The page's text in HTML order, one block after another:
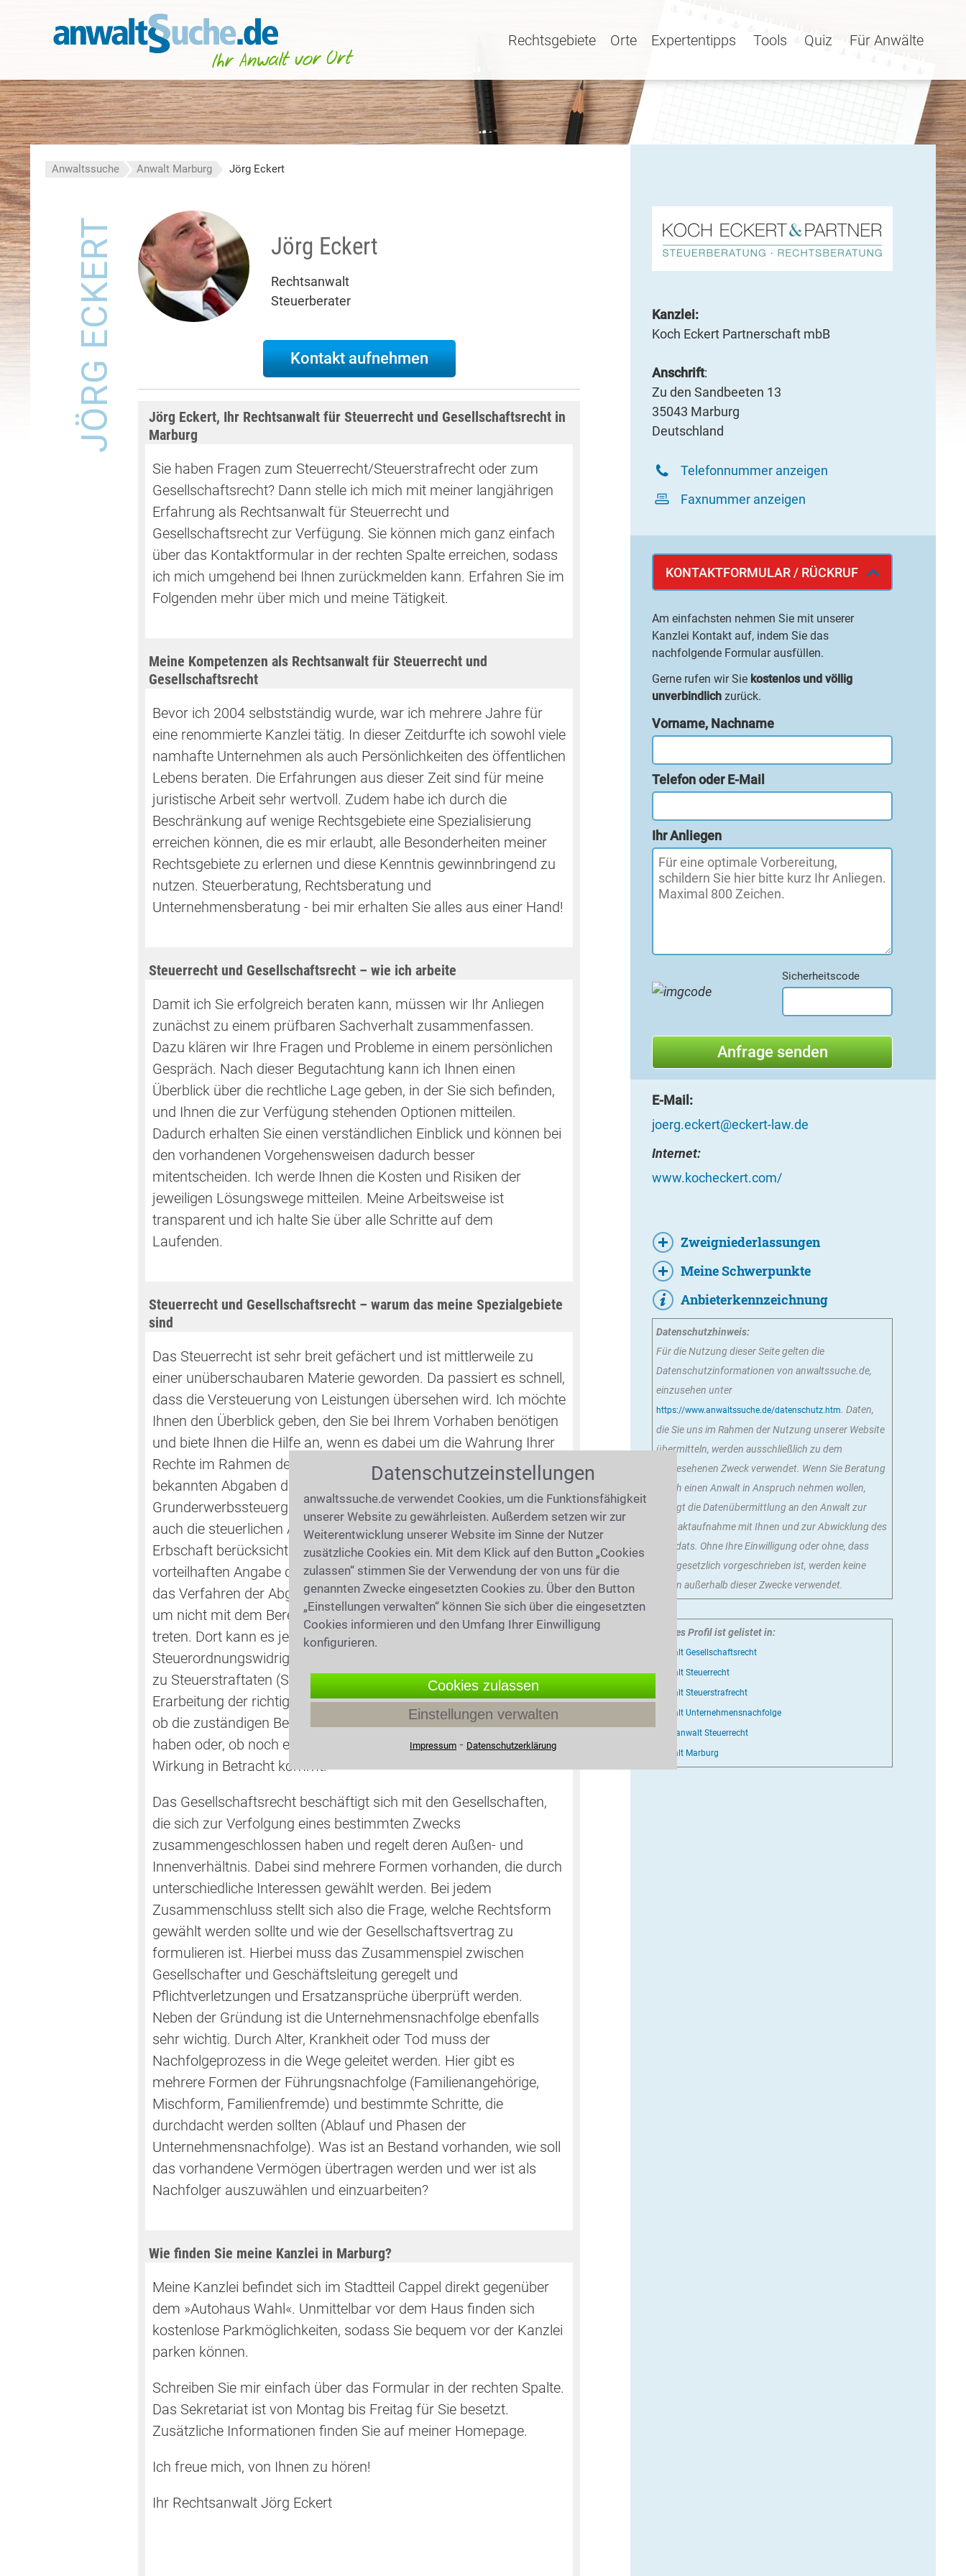
Rechtsgebiete Orte Expertentipps Tools Quiz Für Anwälte
Anwaltssuche Anwalt Marburg Jörg Eckert
JÖRG ECKERT Jörg Eckert
Rechtsanwalt
Steuerberater
Kontakt aufnehmen
Jörg Eckert, Ihr Rechtsanwalt für Steuerrecht und Gesellschaftsrecht in
Marburg
Sie haben Fragen zum Steuerrecht/Steuerstrafrecht oder zum
Gesellschaftsrecht? Dann stelle ich mich mit meiner langjährigen
Erfahrung als Rechtsanwalt für Steuerrecht und
Gesellschaftsrecht zur Verfügung. Sie können mich ganz einfach
über das Kontaktformular in der rechten Spalte erreichen, sodass
ich mich umgehend bei Ihnen zurückmelden kann. Erfahren Sie im
Folgenden mehr über mich und meine Tätigkeit.
Meine Kompetenzen als Rechtsanwalt für Steuerrecht und
Gesellschaftsrecht
Bevor ich 2004 selbstständig wurde, war ich mehrere Jahre für
eine renommierte Kanzlei tätig. In dieser Zeitdurfte ich sowohl viele
namhafte Unternehmen als auch Persönlichkeiten des öffentlichen
Lebens beraten. Die Erfahrungen aus dieser Zeit sind für meine
juristische Arbeit sehr wertvoll. Zudem habe ich durch die
Beschränkung auf wenige Rechtsgebiete eine Spezialisierung
erreichen können, die es mir erlaubt, alle Besonderheiten meiner
Rechtsgebiete zu erlernen und diese Kenntnis gewinnbringend zu
nutzen. Steuerberatung, Rechtsberatung und
Unternehmensberatung - bei mir erhalten Sie alles aus einer Hand!
Steuerrecht und Gesellschaftsrecht – wie ich arbeite
Damit ich Sie erfolgreich beraten kann, müssen wir Ihr Anliegen
zunächst zu einem prüfbaren Sachverhalt zusammenfassen.
Dazu klären wir Ihre Fragen und Probleme in einem persönlichen
Gespräch. Nach dieser Begutachtung kann ich Ihnen einen
Überblick über die rechtliche Lage geben, in der Sie sich befinden,
und Ihnen die zur Verfügung stehenden Optionen mitteilen.
Dadurch erhalten Sie einen verständlichen Einblick und können bei
den vorhandenen Vorgehensweisen dadurch besser
mitentscheiden. Ich werde Ihnen die Kosten und Risiken der
jeweiligen Lösungswege mitteilen. Meine Arbeitsweise ist
transparent und ich halte Sie über alle Schritte auf dem
Laufenden.
Steuerrecht und Gesellschaftsrecht – warum das meine Spezialgebiete
sind
Das Steuerrecht ist sehr breit gefächert und ist mittlerweile zu
einer unüberschaubaren Materie geworden. Da passiert es schnell,
dass die Versteuerung von Leistungen übersehen wird. Ich möchte
Ihnen den Überblick geben, den Sie bei Ihrem Vorhaben benötigen
und biete Ihnen die Hilfe an, wenn es dabei um die Wahrung Ihrer
Rechte im Rahmen des Steuerrechts geht. Neben den vielen
bekannten Abgaben durch das Einkommenssteuergesetz,
Grunderwerbssteuergesetz oder das Umsatzsteuergesetz müssen
auch die steuerlichen Abgaben bei einer Schenkung und bei der
Erbschaft berücksichtigt werden. Bei der Möglichkeit einer
vorteilhaften Angabe der eigenen Steuerangelegenheiten muss
das Verfahren der Abgabenordnung immer berücksichtigt werden,
um nicht mit dem Bereich des Steuerstrafrechts in Kontakt zu
treten. Dort kann es je nach Umfang des Verstoßes zu
Steuerordnungswidrigkeiten (leichtfertige Steuerverkürzung) oder
zu Steuerstraftaten (Steuerhinterziehung) kommen. Bei der
Erarbeitung der richtigen Strategie ist dabei von großer Bedeutung,
ob die zuständigen Behörden bereits Kenntnis von der Straftat
haben oder, ob noch eine Selbstanzeige mit strafbefreiender
Wirkung in Betracht kommt.
Das Gesellschaftsrecht beschäftigt sich mit den Gesellschaften,
die sich zur Verfolgung eines bestimmten Zwecks
zusammengeschlossen haben und regelt deren Außen- und
Innenverhältnis. Dabei sind mehrere Formen vorhanden, die durch
unterschiedliche Interessen gewählt werden. Bei jedem
Zusammenschluss stellt sich also die Frage, welche Rechtsform
gewählt werden sollte und wie der Gesellschaftsvertrag zu
formulieren ist. Hierbei muss das Zusammenspiel zwischen
Gesellschafter und Geschäftsleitung geregelt und
Pflichtverletzungen und Ersatzansprüche überprüft werden.
Neben der Gründung ist die Unternehmensnachfolge ebenfalls
sehr wichtig. Durch Alter, Krankheit oder Tod muss der
Nachfolgeprozess in die Wege geleitet werden. Hier gibt es
mehrere Formen der Führungsnachfolge (Familienangehörige,
Mischform, Familienfremde) und bestimmte Schritte, die
durchdacht werden sollten (Ablauf und Phasen der
Unternehmensnachfolge). Was ist an Bestand vorhanden, wie soll
das vorhandene Vermögen übertragen werden und wer ist als
Nachfolger auszuwählen und einzuarbeiten?
Wie finden Sie meine Kanzlei in Marburg?
Meine Kanzlei befindet sich im Stadtteil Cappel direkt gegenüber
dem »Autohaus Wahl«. Unmittelbar vor dem Haus finden sich
kostenlose Parkmöglichkeiten, sodass Sie bequem vor der Kanzlei
parken können.
Schreiben Sie mir einfach über das Formular in der rechten Spalte.
Das Sekretariat ist von Montag bis Freitag für Sie besetzt.
Zusätzliche Informationen finden Sie auf meiner Homepage.
Ich freue mich, von Ihnen zu hören!
Ihr Rechtsanwalt Jörg Eckert
Kanzlei:
Koch Eckert Partnerschaft mbB
Anschrift:
Zu den Sandbeeten 13
35043 Marburg
Deutschland
Telefonnummer anzeigen
Faxnummer anzeigen
KONTAKTFORMULAR / RÜCKRUF
Am einfachsten nehmen Sie mit unserer
Kanzlei Kontakt auf, indem Sie das
nachfolgende Formular ausfüllen.
Gerne rufen wir Sie kostenlos und völlig
unverbindlich zurück.
Vorname, Nachname
Telefon oder E-Mail
Ihr Anliegen
Sicherheitscode
E-Mail:
joerg.eckert@eckert-law.de
Internet:
www.kocheckert.com/
Zweigniederlassungen
Meine Schwerpunkte
Anbieterkennzeichnung
Datenschutzhinweis:
Für die Nutzung dieser Seite gelten die
Datenschutzinformationen von anwaltssuche.de,
einzusehen unter
https://www.anwaltssuche.de/datenschutz.htm. Daten,
die Sie uns im Rahmen der Nutzung unserer Website
übermitteln, werden ausschließlich zu dem
vorgesehenen Zweck verwendet. Wenn Sie Beratung
durch einen Anwalt in Anspruch nehmen wollen,
erfolgt die Datenübermittlung an den Anwalt zur
Kontaktaufnahme mit Ihnen und zur Abwicklung des
Mandats. Ohne Ihre Einwilligung oder ohne, dass
dies gesetzlich vorgeschrieben ist, werden keine
Daten außerhalb dieser Zwecke verwendet.
Dieses Profil ist gelistet in:
Anwalt Gesellschaftsrecht
Anwalt Steuerrecht
Anwalt Steuerstrafrecht
Anwalt Unternehmensnachfolge
Fachanwalt Steuerrecht
Anwalt Marburg
Datenschutzeinstellungen
anwaltssuche.de verwendet Cookies, um die Funktionsfähigkeit
unserer Website zu gewährleisten. Außerdem setzen wir zur
Weiterentwicklung unserer Website im Sinne der Nutzer
zusätzliche Cookies ein. Mit dem Klick auf den Button „Cookies
zulassen“ stimmen Sie der Verwendung der von uns für die
genannten Zwecke eingesetzten Cookies zu. Über den Button
„Einstellungen verwalten“ können Sie sich über die eingesetzten
Cookies informieren und den Umfang Ihrer Einwilligung
konfigurieren.
Cookies zulassen
Einstellungen verwalten
Impressum ⁃ Datenschutzerklärung